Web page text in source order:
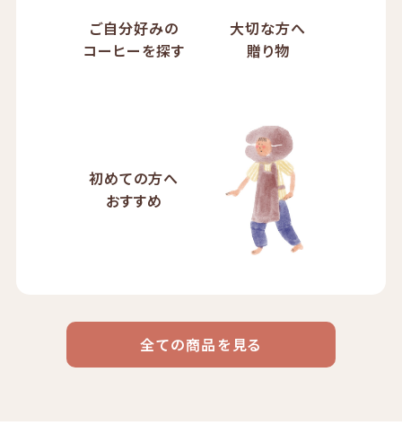
ご自分好みの
コーヒーを探す
大切な方へ
贈り物
初めての方へ
おすすめ
コーヒー
リキッド
コーヒー
豆・粉
ケニア
全ての商品を見る